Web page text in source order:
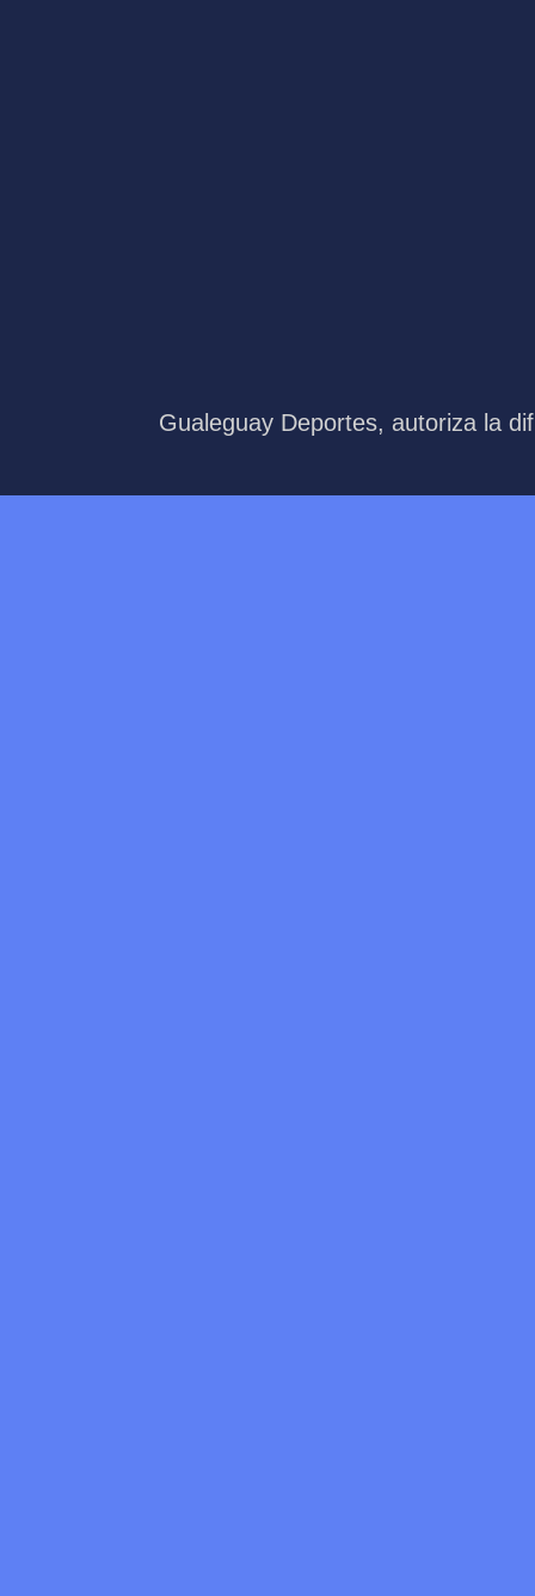
Gualeguay Deportes, autoriza la